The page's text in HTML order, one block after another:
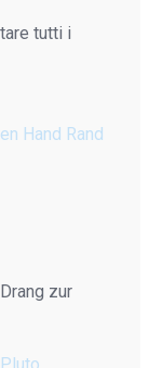
tutti i
Hand Rand
zur